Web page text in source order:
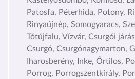
Patosfa, Péterhida, Potony,
Rinyaújnép, Somogyaracs,
Tótújfalu, Vízvár, Csurgói
Csurgó, Csurgónagymarton,
Iharosberény, Inke, Őrtilos,
Porrog, Porrogszentkirály,